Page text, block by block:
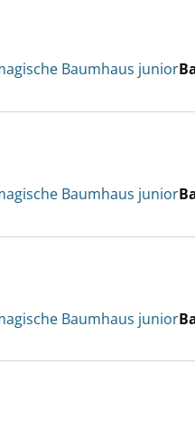
Baumhaus junior
Baumhaus junior
Baumhaus junior